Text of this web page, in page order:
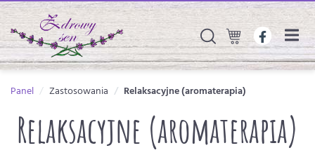
Panel Zastosowania Relaksacyjne (aromaterapia)
Relaksacyjne (aromaterapia)